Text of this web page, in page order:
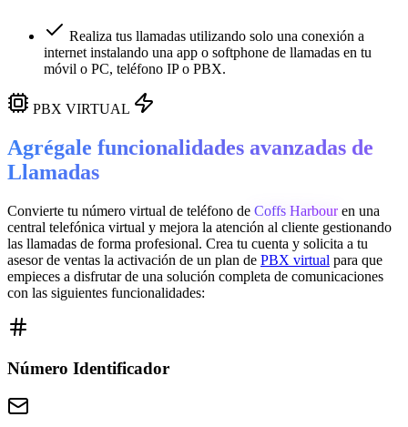
Realiza tus llamadas utilizando solo una conexión a
internet instalando una app o softphone de llamadas en tu
móvil o PC, teléfono IP o PBX.
PBX VIRTUAL
Agrégale funcionalidades avanzadas de
Llamadas
Convierte tu número virtual de teléfono de Coffs Harbour en una
central telefónica virtual y mejora la atención al cliente gestionando
las llamadas de forma profesional. Crea tu cuenta y solicita a tu
asesor de ventas la activación de un plan de PBX virtual para que
empieces a disfrutar de una solución completa de comunicaciones
con las siguientes funcionalidades:
Número Identificador